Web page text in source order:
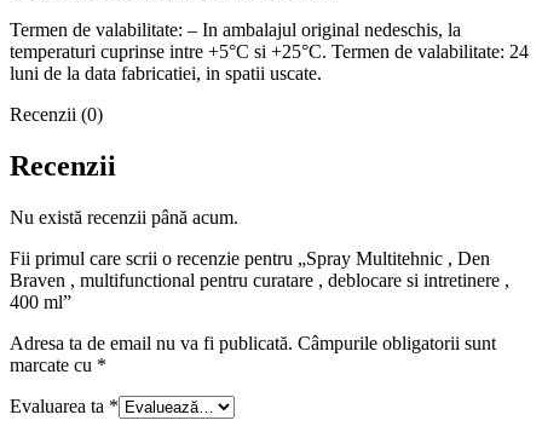
Termen de valabilitate: – In ambalajul original nedeschis, la
temperaturi cuprinse intre +5°C si +25°C. Termen de valabilitate: 24
luni de la data fabricatiei, in spatii uscate.
Recenzii (0)
Recenzii
Nu există recenzii până acum.
Fii primul care scrii o recenzie pentru „Spray Multitehnic , Den
Braven , multifunctional pentru curatare , deblocare si intretinere ,
400 ml”
Adresa ta de email nu va fi publicată. Câmpurile obligatorii sunt
marcate cu *
Evaluarea ta *